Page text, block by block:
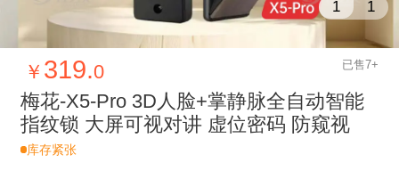
1 1
￥ 319.0 已售7+
梅花-X5-Pro 3D人脸+掌静脉全自动智能
指纹锁 大屏可视对讲 虚位密码 防窥视
库存紧张